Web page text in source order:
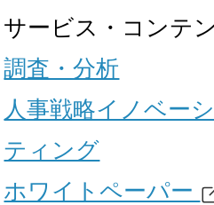
サービス・コンテ
調査・分析
人事戦略イノベー
ティング
ホワイトペーパー